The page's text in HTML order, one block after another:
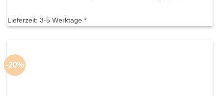
Lieferzeit: 3-5 Werktage *
-20%